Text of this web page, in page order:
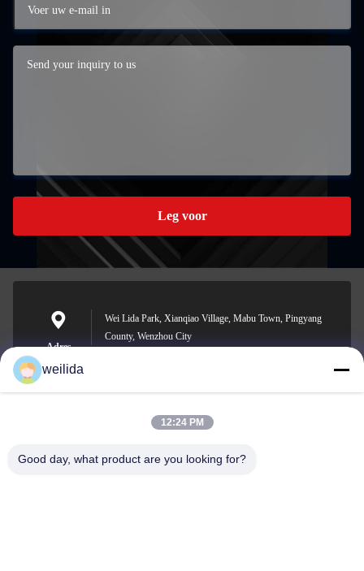
Leg voor
Adres
Wei Lida Park, Xianqiao Village, Mabu Town, Pingyang
County, Wenzhou City
E-mail
1013008132@qq.com
weilida
12:24 PM
Good day, what product are you looking for?